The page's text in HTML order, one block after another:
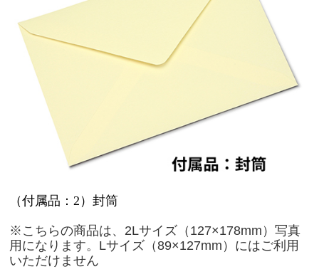
（付属品：2）封筒
※こちらの商品は、2Lサイズ（127×178mm）写真
用になります。Lサイズ（89×127mm）にはご利用
いただけません